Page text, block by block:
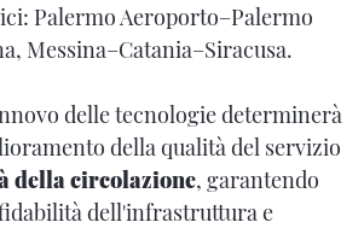
Palermo Aeroporto–Palermo
Messina–Catania–Siracusa.
delle tecnologie determinerà
della qualità del servizio
della circolazione, garantendo
dell'infrastruttura e